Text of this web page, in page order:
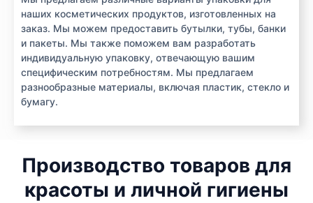
наших косметических продуктов, изготовленных на
заказ. Мы можем предоставить бутылки, тубы, банки
и пакеты. Мы также поможем вам разработать
индивидуальную упаковку, отвечающую вашим
специфическим потребностям. Мы предлагаем
разнообразные материалы, включая пластик, стекло и
бумагу.
Производство товаров для
красоты и личной гигиены